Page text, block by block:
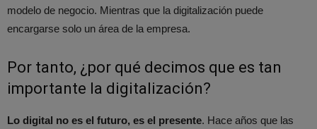
modelo de negocio. Mientras que la digitalización puede
encargarse solo un área de la empresa.
Por tanto, ¿por qué decimos que es tan
importante la digitalización?
Lo digital no es el futuro, es el presente. Hace años que las